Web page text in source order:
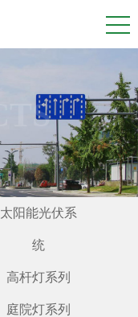
太阳能光伏系
统
高杆灯系列
庭院灯系列